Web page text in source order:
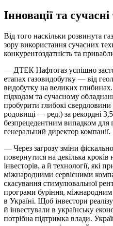
Інновації та сучасні
Від того наскільки розвинута
зору використання сучасних
конкурентоздатність та
— ДТЕК Нафтогаз успішно
етапах газовидобутку — від
видобутку на великих
підходам та сучасному
пробурити глибокі
родовищі — ред.) за рекордні
безпрецедентним випадком для
генеральний директор компанії.
— Через загрозу зміни
повернутися на декілька
інвесторів, а й технології, які
міжнародними сервісними
скасування стимулювальної
програми буріння,
в Україні. Щоб інвестори
й інвестували в українську
потрібна підтримка влади.